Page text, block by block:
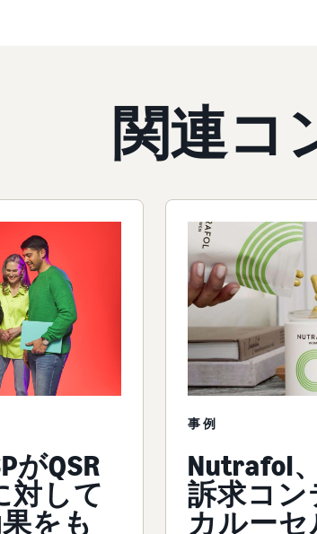
関連コ
がQSR
対して
をも
事例
Nutrafol
訴求コン
カルーセ